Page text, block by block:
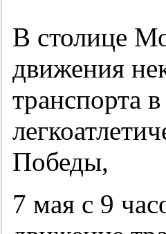
В столице
движения
транспорта
Победы,
7 мая с 9